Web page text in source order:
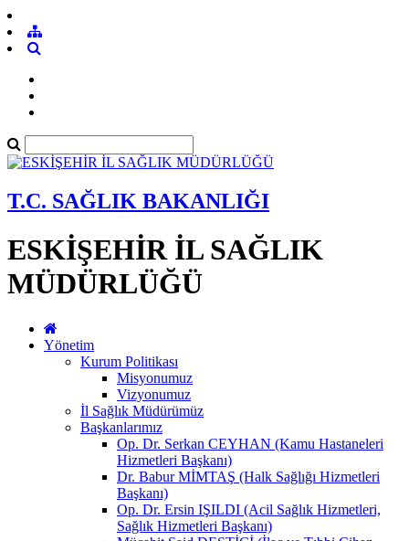
T.C. SAĞLIK BAKANLIĞI
ESKİŞEHİR İL SAĞLIK
MÜDÜRLÜĞÜ
Yönetim
Kurum Politikası
Misyonumuz
Vizyonumuz
İl Sağlık Müdürümüz
Başkanlarımız
Op. Dr. Serkan CEYHAN (Kamu Hastaneleri
Hizmetleri Başkanı)
Dr. Babur MİMTAŞ (Halk Sağlığı Hizmetleri
Başkanı)
Op. Dr. Ersin IŞILDI (Acil Sağlık Hizmetleri,
Sağlık Hizmetleri Başkanı)